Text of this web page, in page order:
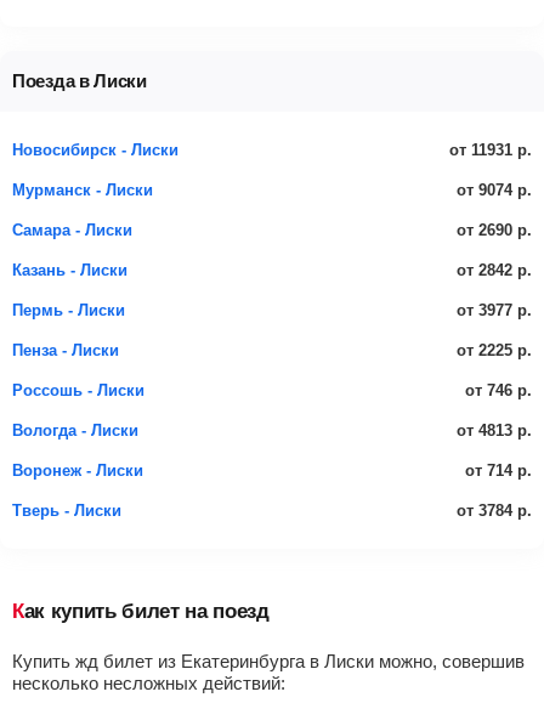
Поезда в Лиски
Новосибирск - Лиски от 11931 р.
Мурманск - Лиски от 9074 р.
Самара - Лиски от 2690 р.
Казань - Лиски от 2842 р.
Пермь - Лиски от 3977 р.
Пенза - Лиски от 2225 р.
Россошь - Лиски от 746 р.
Вологда - Лиски от 4813 р.
Воронеж - Лиски от 714 р.
Тверь - Лиски от 3784 р.
Как купить билет на поезд
Купить жд билет из Екатеринбурга в Лиски можно, совершив
несколько несложных действий: